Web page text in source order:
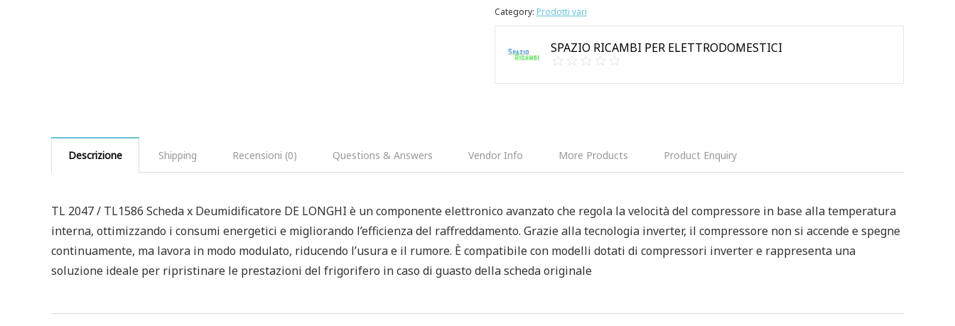
Category: Prodotti vari
SPAZIO RICAMBI PER ELETTRODOMESTICI
Descrizione Shipping Recensioni (0) Questions & Answers Vendor Info More Products Product Enquiry
TL 2047 / TL1586 Scheda x Deumidificatore DE LONGHI è un componente elettronico avanzato che regola la velocità del compressore in base alla temperatura
interna, ottimizzando i consumi energetici e migliorando l’efficienza del raffreddamento. Grazie alla tecnologia inverter, il compressore non si accende e spegne
continuamente, ma lavora in modo modulato, riducendo l’usura e il rumore. È compatibile con modelli dotati di compressori inverter e rappresenta una
soluzione ideale per ripristinare le prestazioni del frigorifero in caso di guasto della scheda originale